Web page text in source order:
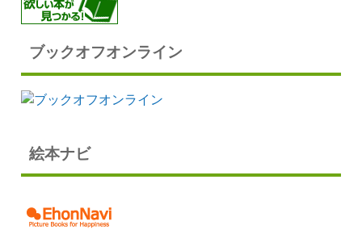
ブックオフオンライン
絵本ナビ